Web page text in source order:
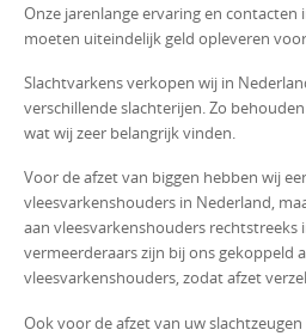
Onze jarenlange ervaring en
moeten uiteindelijk geld opleveren
Slachtvarkens verkopen wij in
verschillende slachterijen. Zo
wat wij zeer belangrijk vinden.
Voor de afzet van biggen hebben wij
vleesvarkenshouders in Nederland,
aan vleesvarkenshouders rechtstreeks
vermeerderaars zijn bij ons gekoppeld
vleesvarkenshouders, zodat afzet
Ook voor de afzet van uw